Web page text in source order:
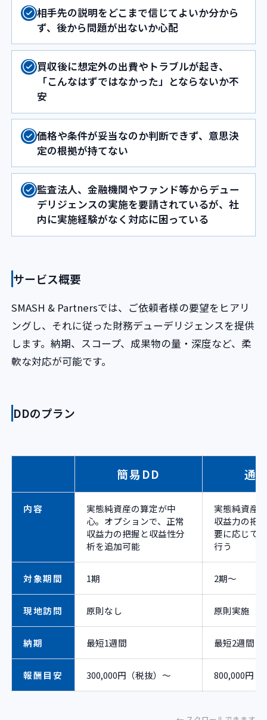
相手先の説明をどこまで信じてよいか分から
ず、後から問題が出ないか心配
買収後に想定外の出費やトラブルが起き、
「こんなはずではなかった」とならないか不
安
価格や条件が妥当なのか判断できず、意思決
定の根拠が持てない
監査法人、金融機関やファンド等からデュー
デリジェンスの実施を要請されているが、社
内に実施経験がなく対応に困っている
サービス概要
SMASH & Partnersでは、ご依頼者様の要望をヒアリ
ングし、それに従った財務デューデリジェンスを提供
します。納期、スコープ、成果物の量・深度など、柔
軟な対応が可能です。
DDのプラン
簡易DD 通
内容
実態純資産の算定が中
心。オプションで、正常
収益力の把握と収益性分
析を追加可能
実態純資産
収益力の把
要に応じて
行う
対象期間 1期 2期〜
現地訪問 原則なし 原則実施
納期 最短1週間 最短2週間
報酬目安 300,000円（税抜）〜 800,000円（